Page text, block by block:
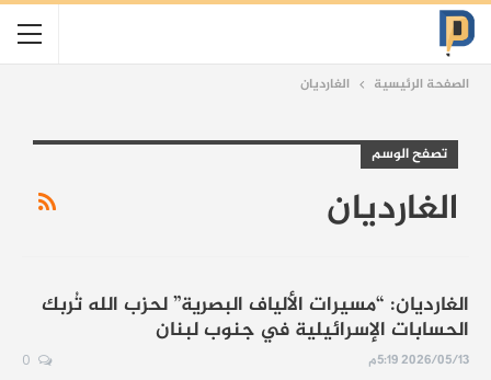
الصفحة الرئيسية الغارديان
تصفح الوسم
الغارديان
الغارديان: “مسيرات الألياف البصرية” لحزب الله تُربك
الحسابات الإسرائيلية في جنوب لبنان
2026/05/13 5:19م